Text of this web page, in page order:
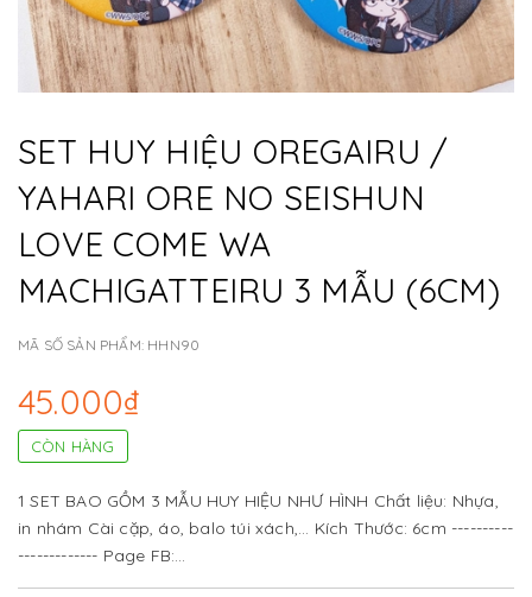
SET HUY HIỆU OREGAIRU /
YAHARI ORE NO SEISHUN
LOVE COME WA
MACHIGATTEIRU 3 MẪU (6CM)
MÃ SỐ SẢN PHẨM: HHN90
45.000₫
CÒN HÀNG
1 SET BAO GỒM 3 MẪU HUY HIỆU NHƯ HÌNH Chất liệu: Nhựa,
in nhám Cài cặp, áo, balo túi xách,... Kích Thước: 6cm ----------
------------- Page FB:
https://www.facebook.com/Panpan.HCM/ FREESHIP COD từ